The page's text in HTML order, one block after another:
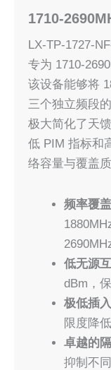
1710-
LX-TP-1727-
专为 1710-
该设备能够将
三个独立频段
极大简化了天
低 PIM 指标和
络容量与覆盖
频率覆
低无源
dBm，
极低插
限度降
卓越的
抑制不